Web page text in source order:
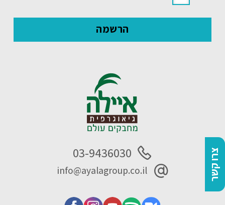
צרו קשר 03-9436030
info@ayalagroup.co.il